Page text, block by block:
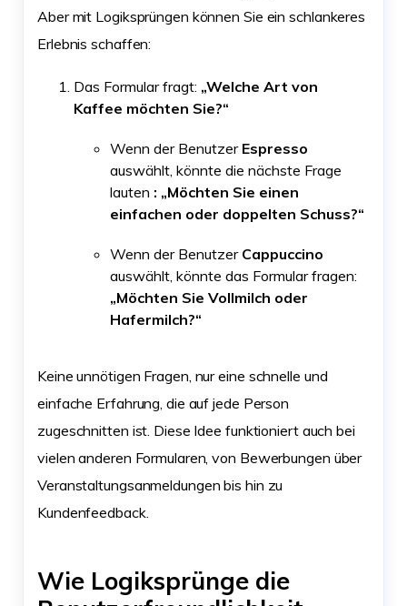
Aber mit Logiksprüngen können Sie ein schlankeres
Erlebnis schaffen:
Das Formular fragt: „Welche Art von
Kaffee möchten Sie?“
Wenn der Benutzer Espresso
auswählt, könnte die nächste Frage
lauten : „Möchten Sie einen
einfachen oder doppelten Schuss?“
Wenn der Benutzer Cappuccino
auswählt, könnte das Formular fragen:
„Möchten Sie Vollmilch oder
Hafermilch?“
Keine unnötigen Fragen, nur eine schnelle und
einfache Erfahrung, die auf jede Person
zugeschnitten ist. Diese Idee funktioniert auch bei
vielen anderen Formularen, von Bewerbungen über
Veranstaltungsanmeldungen bis hin zu
Kundenfeedback.
Wie Logiksprünge die